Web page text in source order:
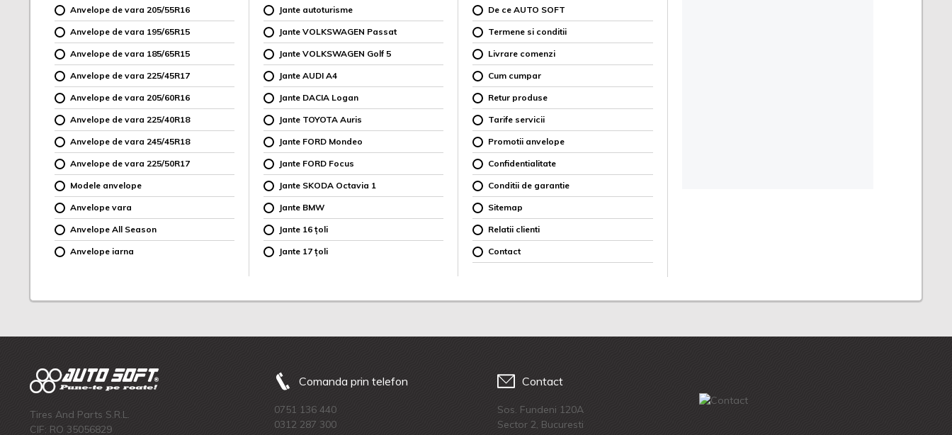
Anvelope de vara 205/55R16
Anvelope de vara 195/65R15
Anvelope de vara 185/65R15
Anvelope de vara 225/45R17
Anvelope de vara 205/60R16
Anvelope de vara 225/40R18
Anvelope de vara 245/45R18
Anvelope de vara 225/50R17
Modele anvelope
Anvelope vara
Anvelope All Season
Anvelope iarna
Jante autoturisme
Jante VOLKSWAGEN Passat
Jante VOLKSWAGEN Golf 5
Jante AUDI A4
Jante DACIA Logan
Jante TOYOTA Auris
Jante FORD Mondeo
Jante FORD Focus
Jante SKODA Octavia 1
Jante BMW
Jante 16 țoli
Jante 17 țoli
De ce AUTO SOFT
Termene si conditii
Livrare comenzi
Cum cumpar
Retur produse
Tarife servicii
Promotii anvelope
Confidentialitate
Conditii de garantie
Sitemap
Relatii clienti
Contact
Tires And Parts S.R.L.
CIF: RO 35056829
Comanda prin telefon
0751 136 440
0312 287 300
Contact
Sos. Fundeni 120A
Sector 2, Bucuresti